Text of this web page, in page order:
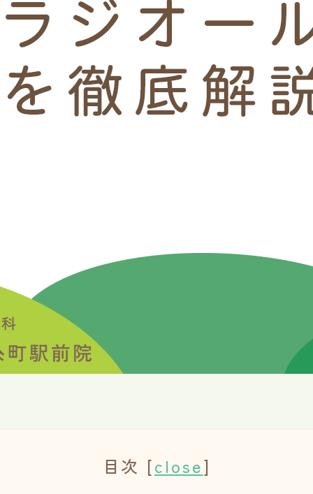
目次 [close]